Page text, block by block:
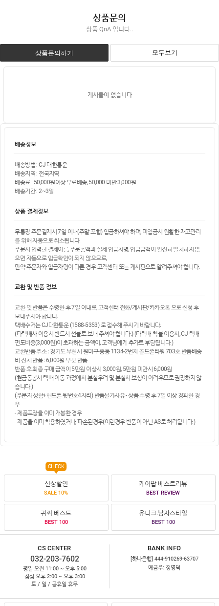
상품문의
상품 QnA 입니다..
상품문의하기 모두보기
게시물이 없습니다
배송정보
배송방법 : CJ 대한통운
배송지역 : 전국지역
배송료 : 50,000원이상 무료배송, 50,000 미만 3,000원
배송기간 : 2~3일
상품 결제정보
무통장 주문결제시 7일 이내(주말 포함) 입금하셔야 하며, 미입금시 원활한 재고관리
를 위해 자동으로 취소됩니다.
주문시 입력한 결제이름, 주문총액과 실제 입금자명, 입금금액이 완전히 일치하지 않
으면 자동으로 입금확인이 되지 않으므로,
만약 주문자와 입금자명이 다른 경우 고객센터 또는 게시판으로 알려주셔야 합니다.
교환 및 반품 정보
교환 및 반품은 수령한 후 7일 이내로, 고객센터 전화/게시판/카카오톡 으로 신청 후
보내주셔야 합니다.
택배수거는 CJ대한통운 (1588-5353) 로 접수해 주시기 바랍니다.
(타택배사 이용시 반드시 선불로 보내 주셔야 합니다.) (타택배 착불 이용시, CJ 택배
편도비용(3,000원)이 초과하는 금액이, 고객님에게 추가로 부담됩니다.)
교환반품 주소 : 경기도 부천시 원미구 중동 1134-2번지 골드존타워 703호 반품배송
비 전체 반품 : 6,000원 부분 반품
반품 후 최종 구매 금액이 5만원 이상시 3,000원, 5만원 미만시 6,000원
(현금동봉시 택배 이동 과정에서 분실우려 및 분실시 보상이 어려우므로 권장하지 않
습니다.)
(주문자 성함+핸드폰 뒷번호4자리) 반품불가사유 - 상품 수령 후 7일 이상 경과한 경
우
- 제품포장을 이미 개봉한 경우
- 제품을 이미 착용하였거나, 파손된경우(이런경우 반품이 아닌 AS로 처리됩니다.)
신상할인
SALE 10%
CHECK
케이팝 베스트리뷰
BEST REVIEW
귀찌 베스트
BEST 100
유니크.남자스타일
BEST 100
CS CENTER
032-203-7602
평일 오전 11:00 ~ 오후 5:00
점심 오후 2:00 ~ 오후 3:00
토 / 일 / 공휴일 휴무
BANK INFO
[하나은행] 444-910269-63707
예금주: 정영덕